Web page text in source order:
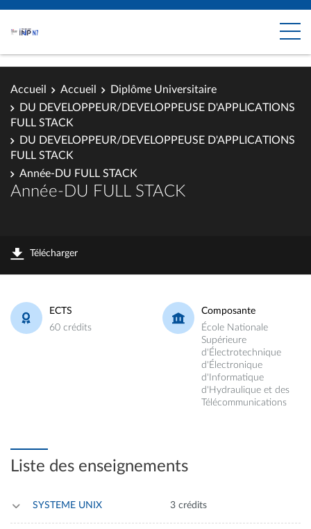
Accueil Accueil
Diplôme Universitaire
DU DEVELOPPEUR/DEVELOPPEUSE D'APPLICATIONS
FULL STACK
DU DEVELOPPEUR/DEVELOPPEUSE D'APPLICATIONS
FULL STACK
Année-DU FULL STACK
Année-DU FULL STACK
Télécharger
ECTS
60 crédits
Composante
École Nationale
Supérieure
d'Électrotechnique
d'Électronique
d'Informatique
d'Hydraulique et des
Télécommunications
Liste des enseignements
SYSTEME UNIX 3 crédits